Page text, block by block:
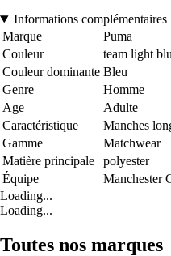
Informations complémentaires
Marque
Puma
Couleur
team light
Couleur dominante Bleu
Genre
Homme
Age
Adulte
Caractéristique
Manches
Gamme
Matchwear
Matière principale
polyester
Équipe
Manchester
Loading...
Loading...
Toutes nos marques